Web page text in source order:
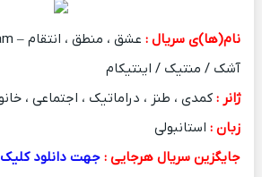
نام(ها)ی سریال :
آشک / منتیک / اینتیکام
ژانر : کمدی ، طنز ، دراماتیک ، اجتماعی ،
زبان :استانبولی
جایگزین سریال هرجایی : جهت دانلود